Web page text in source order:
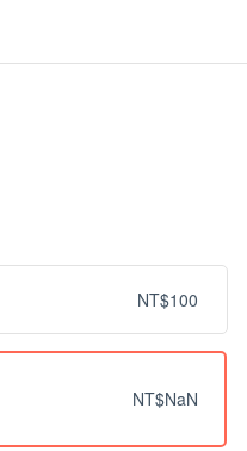
NT$100
NT$NaN